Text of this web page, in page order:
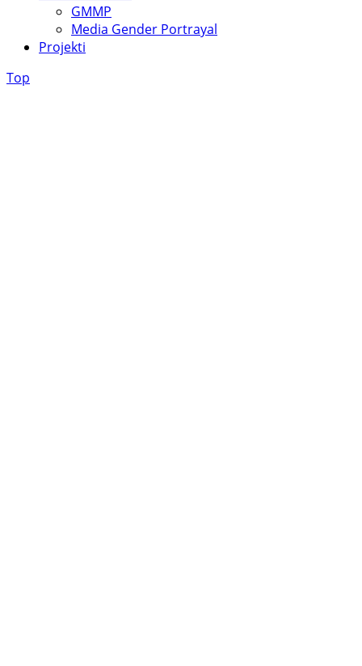
GMMP
Media Gender Portrayal
Projekti
Top